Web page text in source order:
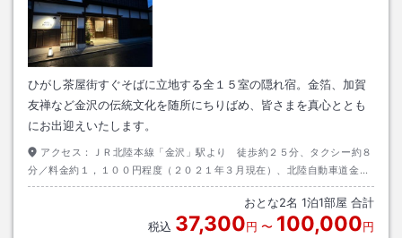
ひがし茶屋街すぐそばに立地する全１５室の隠れ宿。金箔、加賀
友禅など金沢の伝統文化を随所にちりばめ、皆さまを真心ととも
にお出迎えいたします。
アクセス：
ＪＲ北陸本線「金沢」駅より 徒歩約２５分、タクシー約８
分／料金約１，１００円程度（２０２１年３月現在）、北陸自動車道金沢
東Ｉ．Ｃより国道８号線
おとな2名 1泊1部屋 合計
税込 37,300円 〜 100,000円